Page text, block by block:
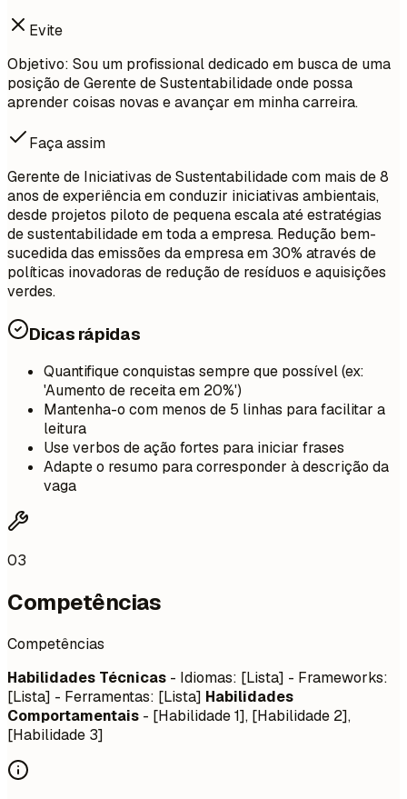
Evite
Objetivo: Sou um profissional dedicado em busca de uma
posição de Gerente de Sustentabilidade onde possa
aprender coisas novas e avançar em minha carreira.
Faça assim
Gerente de Iniciativas de Sustentabilidade com mais de 8
anos de experiência em conduzir iniciativas ambientais,
desde projetos piloto de pequena escala até estratégias
de sustentabilidade em toda a empresa. Redução bem-
sucedida das emissões da empresa em 30% através de
políticas inovadoras de redução de resíduos e aquisições
verdes.
Dicas rápidas
Quantifique conquistas sempre que possível (ex:
'Aumento de receita em 20%')
Mantenha-o com menos de 5 linhas para facilitar a
leitura
Use verbos de ação fortes para iniciar frases
Adapte o resumo para corresponder à descrição da
vaga
03
Competências
Competências
Habilidades Técnicas - Idiomas: [Lista] - Frameworks:
[Lista] - Ferramentas: [Lista] Habilidades
Comportamentais - [Habilidade 1], [Habilidade 2],
[Habilidade 3]